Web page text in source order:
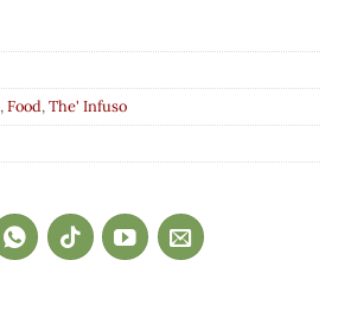
,Food,The' Infuso